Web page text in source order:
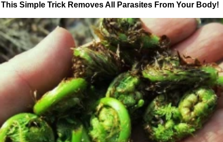
This Simple Trick Removes All Parasites From Your Body!